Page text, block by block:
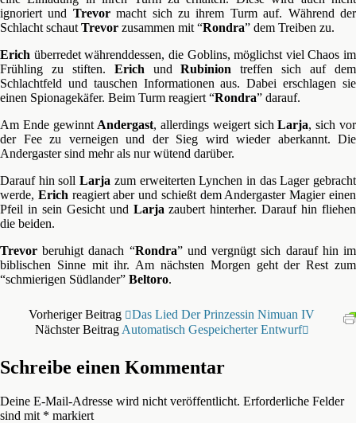
ignoriert und Trevormacht sich zu ihrem Turm auf. Während der
Schlacht schaut Trevor zusammen mit “Rondra” dem Treiben zu.
Erich überredet währenddessen, die Goblins, möglichst viel Chaos im
Frühling zu stiften. Erich undRubinion treffen sich auf dem
Schlachtfeld und tauschen Informationen aus. Dabei erschlagen sie
einen Spionagekäfer. Beim Turm reagiert “Rondra” darauf.
Am Ende gewinnt Andergast, allerdings weigert sichLarja, sich vor
der Fee zu verneigen und der Sieg wird wieder aberkannt. Die
Andergaster sind mehr als nur wütend darüber.
Darauf hin sollLarja zum erweiterten Lynchen in das Lager gebracht
werde, Erich reagiert aber und schießt dem Andergaster Magier einen
Pfeil in sein Gesicht und Larja zaubert hinterher. Darauf hin fliehen
die beiden.
Trevor beruhigt danach “Rondra” und vergnügt sich darauf hin im
biblischen Sinne mit ihr. Am nächsten Morgen geht der Rest zum
“schmierigen Südlander” Beltoro.
Vorheriger Beitrag
Das Lied Der Prinzessin Nimuan IV
Nächster Beitrag Automatisch Gespeicherter Entwurf
Schreibe einen Kommentar
Deine E-Mail-Adresse wird nicht veröffentlicht. Erforderliche Felder
sind mit * markiert